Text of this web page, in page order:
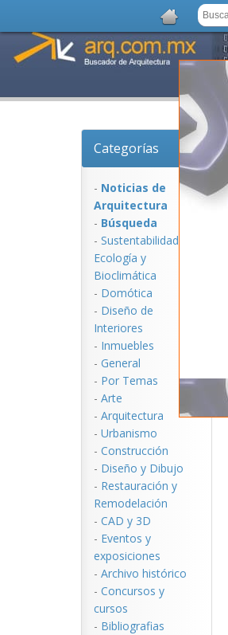
Categorías
- Noticias de
Arquitectura
- Búsqueda
- Sustentabilidad,
Ecologí­a y
Bioclimática
- Domótica
- Diseño de
Interiores
- Inmuebles
- General
- Por Temas
- Arte
- Arquitectura
- Urbanismo
- Construcción
- Diseño y Dibujo
- Restauración y
Remodelación
- CAD y 3D
- Eventos y
exposiciones
- Archivo histórico
- Concursos y
cursos
- Bibliografias